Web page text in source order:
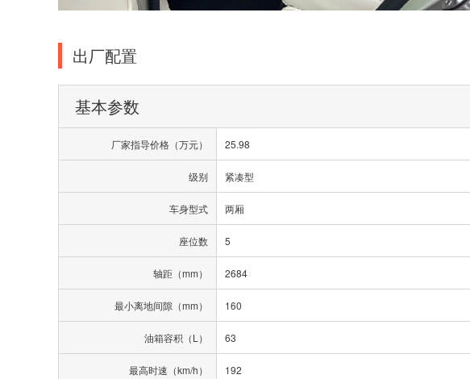
出厂配置
基本参数
厂家指导价格（万元） 25.98
级别 紧凑型
车身型式 两厢
座位数 5
轴距（mm） 2684
最小离地间隙（mm） 160
油箱容积（L） 63
最高时速（km/h） 192